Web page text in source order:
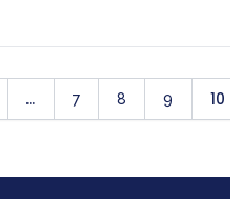
... 7 8 9 10